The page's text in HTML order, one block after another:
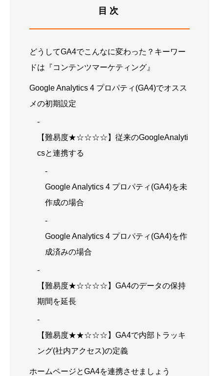
目次
どうしてGA4でこんなに変わった？キーワー
ドは『コンテンツマーケティング』
Google Analytics 4 プロパティ(GA4)でオスス
メの初期設定
【難易度★☆☆☆☆】従来のGoogleAnalyti
csと連携する
Google Analytics 4 プロパティ(GA4)を未
作成の場合
Google Analytics 4 プロパティ(GA4)を作
成済みの場合
【難易度★☆☆☆☆】GA4のデータの保持
期間を延長
【難易度★★☆☆☆】GA4で内部トラッキ
ング(社内アクセス)の定義
ホームページとGA4を連携させましょう